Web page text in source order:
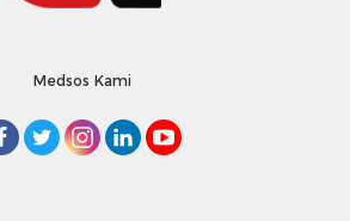
Medsos Kami